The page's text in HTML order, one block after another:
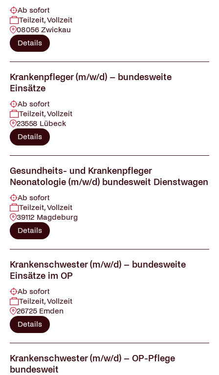
Ab sofort
Teilzeit, Vollzeit
08056 Zwickau
Details
Krankenpfleger (m/w/d) – bundesweite
Einsätze
Ab sofort
Teilzeit, Vollzeit
23558 Lübeck
Details
Gesundheits- und Krankenpfleger
Neonatologie (m/w/d) bundesweit Dienstwagen
Ab sofort
Teilzeit, Vollzeit
39112 Magdeburg
Details
Krankenschwester (m/w/d) – bundesweite
Einsätze im OP
Ab sofort
Teilzeit, Vollzeit
26725 Emden
Details
Krankenschwester (m/w/d) – OP-Pflege
bundesweit